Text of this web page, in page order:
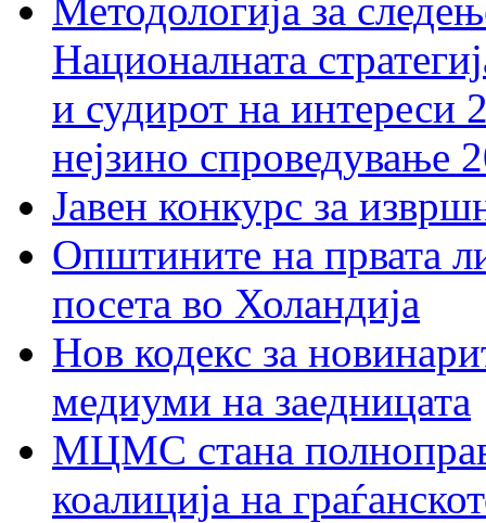
Методологија за
Националната
и судирот на интереси
нејзино спроведување
Јавен конкурс за
Општините на првата
посета во Холандија
Нов кодекс за
медиуми на заедницата
МЦМС стана
коалиција на